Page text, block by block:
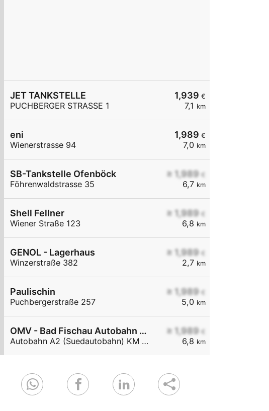
1,939 €
7,1 km
JET TANKSTELLE
PUCHBERGER STRASSE 1
1,989 €
7,0 km
eni
Wienerstrasse 94
≥ 1,989 €
6,7 km
SB-Tankstelle Ofenböck
Föhrenwaldstrasse 35
≥ 1,989 €
6,8 km
Shell Fellner
Wiener Straße 123
≥ 1,989 €
2,7 km
GENOL - Lagerhaus
Winzerstraße 382
≥ 1,989 €
5,0 km
Paulischin
Puchbergerstraße 257
≥ 1,989 €
6,8 km
OMV - Bad Fischau Autobahn A2 (Südautobahn) KM 36,7
Autobahn A2 (Suedautobahn) KM 36,7